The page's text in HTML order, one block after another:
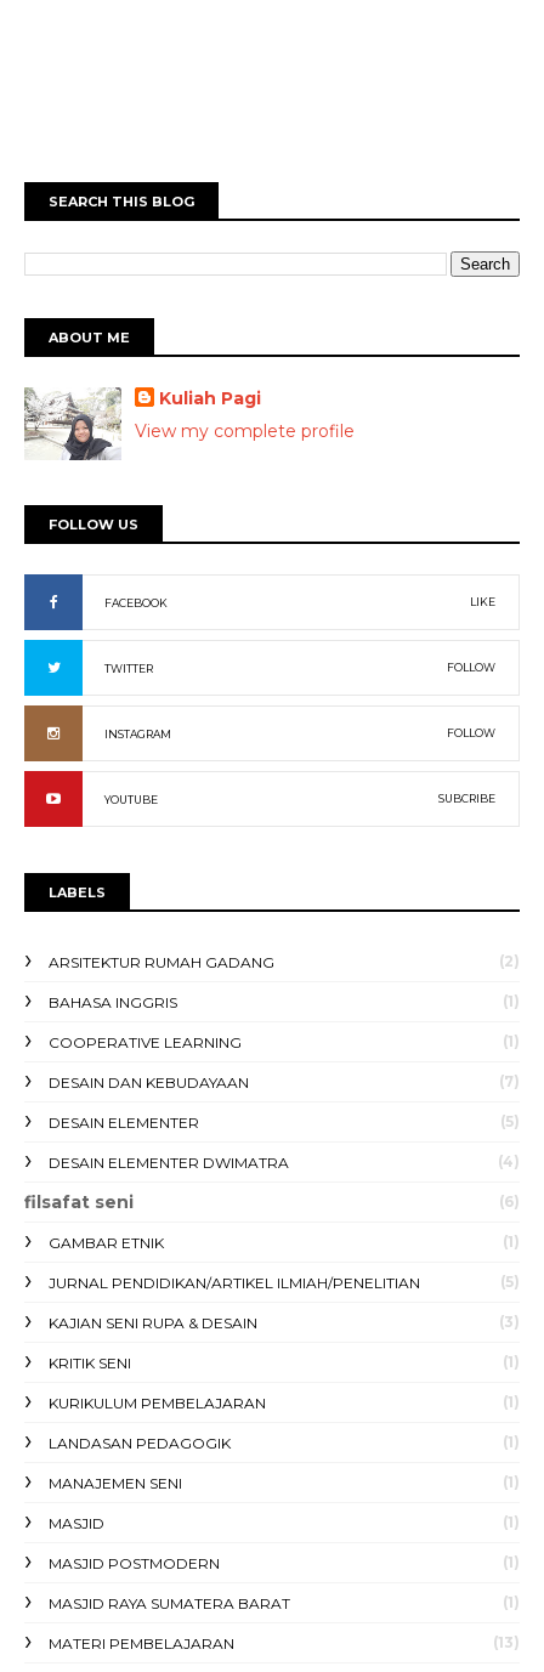
SEARCH THIS BLOG
ABOUT ME
Kuliah Pagi
View my complete profile
FOLLOW US
FACEBOOK LIKE
TWITTER FOLLOW
INSTAGRAM FOLLOW
YOUTUBE SUBCRIBE
LABELS
ARSITEKTUR RUMAH GADANG (2)
BAHASA INGGRIS (1)
COOPERATIVE LEARNING (1)
DESAIN DAN KEBUDAYAAN (7)
DESAIN ELEMENTER (5)
DESAIN ELEMENTER DWIMATRA (4)
filsafat seni (6)
GAMBAR ETNIK (1)
JURNAL PENDIDIKAN/ARTIKEL ILMIAH/PENELITIAN (5)
KAJIAN SENI RUPA & DESAIN (3)
KRITIK SENI (1)
KURIKULUM PEMBELAJARAN (1)
LANDASAN PEDAGOGIK (1)
MANAJEMEN SENI (1)
MASJID (1)
MASJID POSTMODERN (1)
MASJID RAYA SUMATERA BARAT (1)
MATERI PEMBELAJARAN (13)